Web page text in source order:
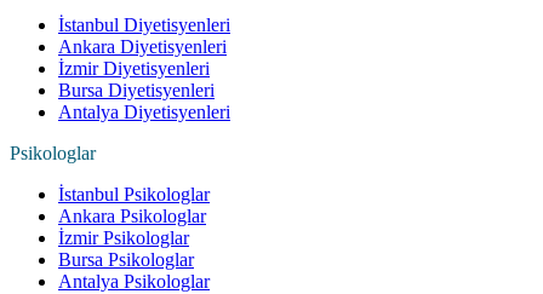
İstanbul Diyetisyenleri
Ankara Diyetisyenleri
İzmir Diyetisyenleri
Bursa Diyetisyenleri
Antalya Diyetisyenleri
Psikologlar
İstanbul Psikologlar
Ankara Psikologlar
İzmir Psikologlar
Bursa Psikologlar
Antalya Psikologlar